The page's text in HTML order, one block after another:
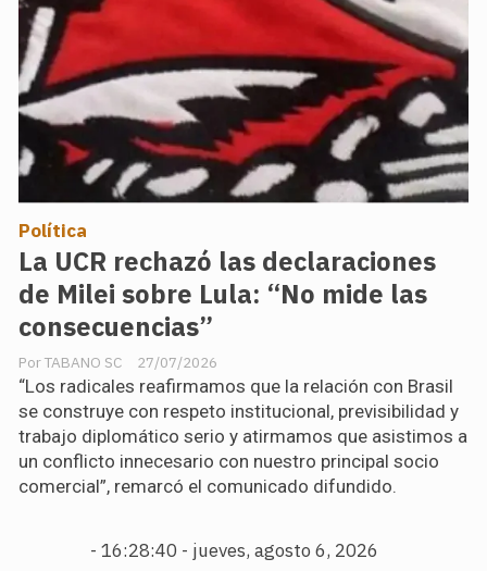
La UCR rechazó las declaraciones
de Milei sobre Lula: “No mide las
consecuencias”
TABANO SC
Política
27/07/2026
“Los radicales reafirmamos que la relación con Brasil
se construye con respeto institucional, previsibilidad y
trabajo diplomático serio y atirmamos que asistimos a
un conflicto innecesario con nuestro principal socio
comercial”, remarcó el comunicado difundido.
- 16:28:41 - jueves, agosto 6, 2026